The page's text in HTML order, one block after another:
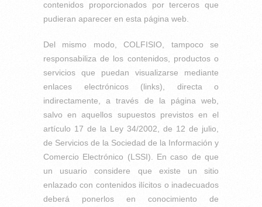
contenidos proporcionados por terceros que
pudieran aparecer en esta página web.
Del mismo modo, COLFISIO, tampoco se
responsabiliza de los contenidos, productos o
servicios que puedan visualizarse mediante
enlaces electrónicos (links), directa o
indirectamente, a través de la página web,
salvo en aquellos supuestos previstos en el
artículo 17 de la Ley 34/2002, de 12 de julio,
de Servicios de la Sociedad de la Información y
Comercio Electrónico (LSSI). En caso de que
un usuario considere que existe un sitio
enlazado con contenidos ilícitos o inadecuados
deberá ponerlos en conocimiento de